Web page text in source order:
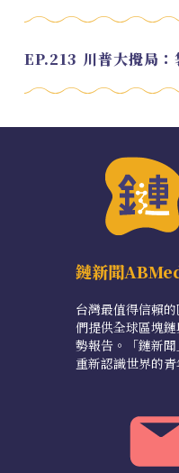
鏈新聞
台灣最值得信賴
們提供全球區塊
勢報告。「鏈新
重新認識世界的青